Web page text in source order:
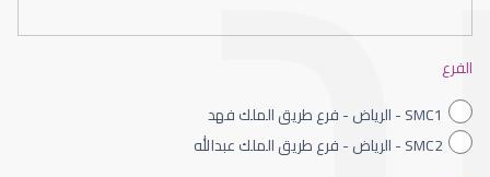
ضعف نظر الاطفال
الفرع
SMC1 - الرياض - فرع طريق الملك فهد
SMC2 - الرياض - فرع طريق الملك عبدالله